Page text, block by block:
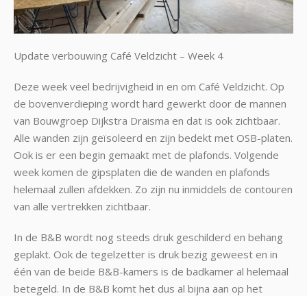
Update verbouwing Café Veldzicht – Week 4
Deze week veel bedrijvigheid in en om Café Veldzicht. Op
de bovenverdieping wordt hard gewerkt door de mannen
van Bouwgroep Dijkstra Draisma en dat is ook zichtbaar.
Alle wanden zijn geïsoleerd en zijn bedekt met OSB-platen.
Ook is er een begin gemaakt met de plafonds. Volgende
week komen de gipsplaten die de wanden en plafonds
helemaal zullen afdekken. Zo zijn nu inmiddels de contouren
van alle vertrekken zichtbaar.
In de B&B wordt nog steeds druk geschilderd en behang
geplakt. Ook de tegelzetter is druk bezig geweest en in
één van de beide B&B-kamers is de badkamer al helemaal
betegeld. In de B&B komt het dus al bijna aan op het